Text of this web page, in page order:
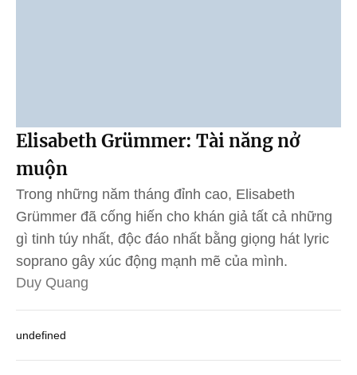
Elisabeth Grümmer: Tài năng nở
muộn
Trong những năm tháng đỉnh cao, Elisabeth
Grümmer đã cống hiến cho khán giả tất cả những
gì tinh túy nhất, độc đáo nhất bằng giọng hát lyric
soprano gây xúc động mạnh mẽ của mình.
Duy Quang
undefined